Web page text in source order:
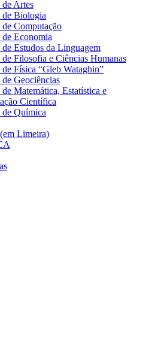
Artes
de Biologia
Computação
Economia
Estudos da Linguagem
Filosofia e Ciências Humanas
Física “Gleb Wataghin”
Geociências
Matemática, Estatística e
Científica
Química
Limeira)